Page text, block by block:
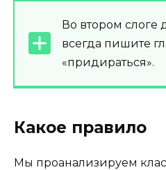
Во втором слоге
всегда пишите
«придираться».
Какое правило
Мы проанализируем